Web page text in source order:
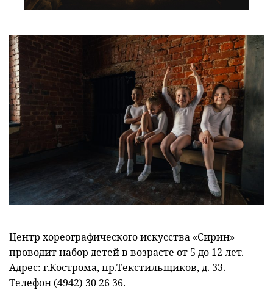
Центр хореографического искусства «Сирин»
проводит набор детей в возрасте от 5 до 12 лет.
Адрес: г.Кострома, пр.Текстильщиков, д. 33.
Телефон (4942) 30 26 36.